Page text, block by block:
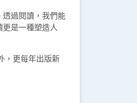
過閱讀，我們能
是一種塑造人
，更每年出版新